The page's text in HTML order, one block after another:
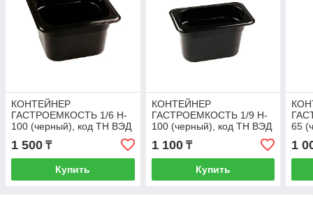
КОНТЕЙНЕР
ГАСТРОЕМКОСТЬ 1/6 H-
100 (черный), код ТН ВЭД
3923100000
1 500 ₸
Купить
КОНТЕЙНЕР
ГАСТРОЕМКОСТЬ 1/9 H-
100 (черный), код ТН ВЭД
3923100000
1 100₸
Купить
65
1